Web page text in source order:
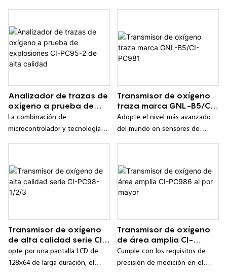
apertura de la válvula
proporcional digital, para
controlar el flujo de carga de
nitrógeno del proceso, a fin de
requerido por la condición de
prueba.
Analizador de trazas de
oxígeno a prueba de
explosiones CI-PC95-2
de alta calidad
La combinación de
microcontrolador y tecnología
confiable;
Transmisor de oxígeno
traza marca GNL-B5/CI-
PC981
Adopte el nivel más avanzado
del mundo en sensores de
Transmisor de oxígeno
de alta calidad serie CI-
PC98-1/2/3
opte por una pantalla LCD de
128×64 de larga duración, el
Transmisor de oxígeno
de área amplia CI-
PC986 al por mayor
Cumple con los requisitos de
precisión de medición en el